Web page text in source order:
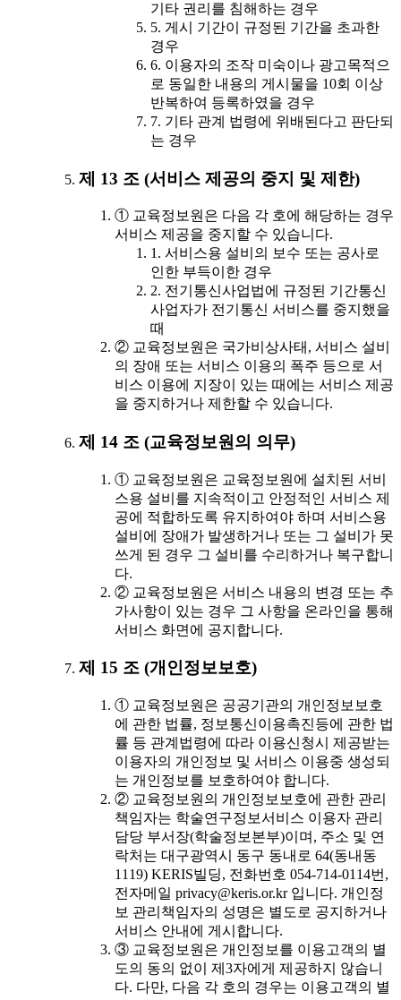
기타 권리를 침해하는 경우
5. 게시 기간이 규정된 기간을 초과한
경우
6. 이용자의 조작 미숙이나 광고목적으
로 동일한 내용의 게시물을 10회 이상
반복하여 등록하였을 경우
7. 기타 관계 법령에 위배된다고 판단되
는 경우
제 13 조 (서비스 제공의 중지 및 제한)
① 교육정보원은 다음 각 호에 해당하는 경우
서비스 제공을 중지할 수 있습니다.
1. 서비스용 설비의 보수 또는 공사로
인한 부득이한 경우
2. 전기통신사업법에 규정된 기간통신
사업자가 전기통신 서비스를 중지했을
때
② 교육정보원은 국가비상사태, 서비스 설비
의 장애 또는 서비스 이용의 폭주 등으로 서
비스 이용에 지장이 있는 때에는 서비스 제공
을 중지하거나 제한할 수 있습니다.
제 14 조 (교육정보원의 의무)
① 교육정보원은 교육정보원에 설치된 서비
스용 설비를 지속적이고 안정적인 서비스 제
공에 적합하도록 유지하여야 하며 서비스용
설비에 장애가 발생하거나 또는 그 설비가 못
쓰게 된 경우 그 설비를 수리하거나 복구합니
다.
② 교육정보원은 서비스 내용의 변경 또는 추
가사항이 있는 경우 그 사항을 온라인을 통해
서비스 화면에 공지합니다.
제 15 조 (개인정보보호)
① 교육정보원은 공공기관의 개인정보보호
에 관한 법률, 정보통신이용촉진등에 관한 법
률 등 관계법령에 따라 이용신청시 제공받는
이용자의 개인정보 및 서비스 이용중 생성되
는 개인정보를 보호하여야 합니다.
② 교육정보원의 개인정보보호에 관한 관리
책임자는 학술연구정보서비스 이용자 관리
담당 부서장(학술정보본부)이며, 주소 및 연
락처는 대구광역시 동구 동내로 64(동내동
1119) KERIS빌딩, 전화번호 054-714-0114번,
전자메일 privacy@keris.or.kr 입니다. 개인정
보 관리책임자의 성명은 별도로 공지하거나
서비스 안내에 게시합니다.
③ 교육정보원은 개인정보를 이용고객의 별
도의 동의 없이 제3자에게 제공하지 않습니
다. 다만, 다음 각 호의 경우는 이용고객의 별